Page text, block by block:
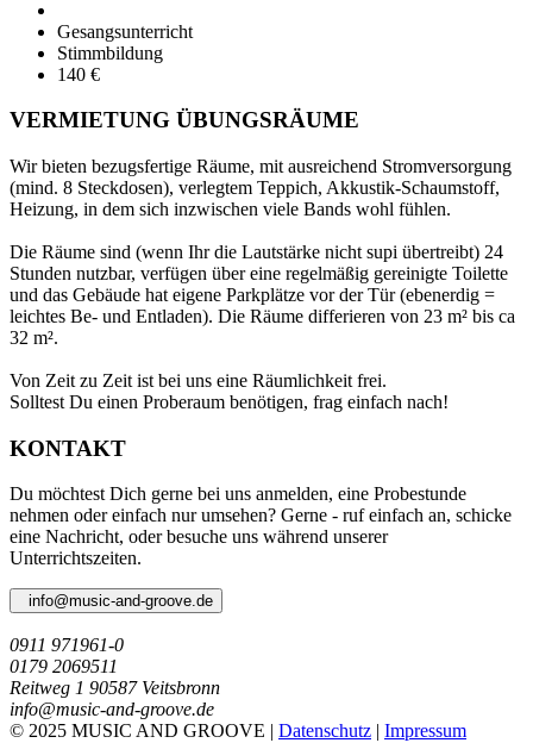
Gesangsunterricht
Stimmbildung
140 €
VERMIETUNG ÜBUNGSRÄUME
Wir bieten bezugsfertige Räume, mit ausreichend Stromversorgung
(mind. 8 Steckdosen), verlegtem Teppich, Akkustik-Schaumstoff,
Heizung, in dem sich inzwischen viele Bands wohl fühlen.
Die Räume sind (wenn Ihr die Lautstärke nicht supi übertreibt) 24
Stunden nutzbar, verfügen über eine regelmäßig gereinigte Toilette
und das Gebäude hat eigene Parkplätze vor der Tür (ebenerdig =
leichtes Be- und Entladen). Die Räume differieren von 23 m² bis ca
32 m².
Von Zeit zu Zeit ist bei uns eine Räumlichkeit frei.
Solltest Du einen Proberaum benötigen, frag einfach nach!
KONTAKT
Du möchtest Dich gerne bei uns anmelden, eine Probestunde
nehmen oder einfach nur umsehen? Gerne - ruf einfach an, schicke
eine Nachricht, oder besuche uns während unserer
Unterrichtszeiten.
info@music-and-groove.de
0911 971961-0
0179 2069511
Reitweg 1 90587 Veitsbronn
info@music-and-groove.de
© 2025 MUSIC AND GROOVE | Datenschutz
Impressum